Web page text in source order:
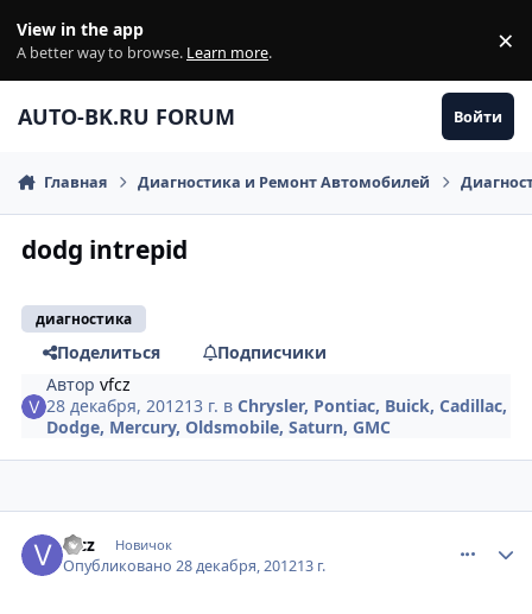
View in the app
A better way to browse. Learn more. ×
AUTO-BK.RU FORUM Войти
Главная Диагностика и Ремонт Автомобилей
dodg intrepid
диагностика
Поделиться
Подписчики
Авторvfcz
28 декабря, 201213 г. вChrysler, Pontiac, Buick, Cadillac,
Dodge, Mercury, Oldsmobile, Saturn, GMC
vfcz Новичок
Опубликовано28 декабря, 201213 г.